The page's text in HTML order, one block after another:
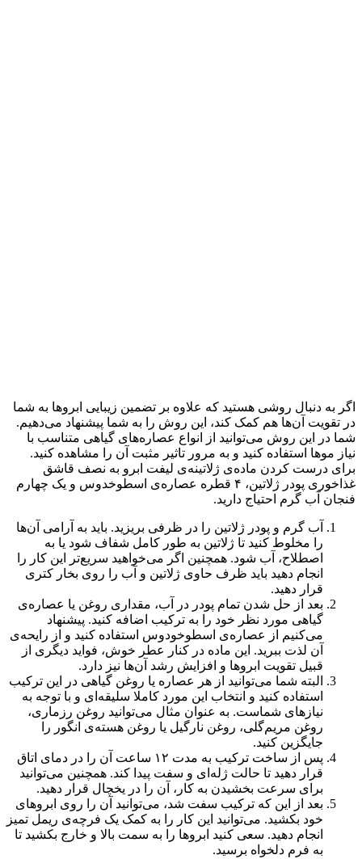
اگر به دنبال روشی هستید که علاوه بر تضمین زیبایی ابروها به شما
در تقویت آن‌ها هم کمک کند، این روش را به شما پیشنهاد می‌دهیم.
شما در این روش می‌توانید از انواع عصاره‌های گیاهی متناسب با
نیاز موها استفاده کنید و به مرور تاثیر مثبت آن را مشاهده کنید.
برای درست کردن ماده‌ی ژلاتینه‌ی لیفت ابرو به نصف قاشق
غذاخوری پودر ژلاتین، ۴ قطره عصاره‌ی اسطوخدوس و یک چهارم
فنجان آب گرم احتیاج دارید.
آب گرم و پودر ژلاتین را در ظرفی بریزید. باید به آرامی آن‌ها
را مخلوط کنید تا ژلاتین به طور کامل شفاف شود یا به
اصطلاح، آب شود. همچنین اگر می‌خواهید سریع‌تر این کار را
انجام دهید باید ظرف حاوی ژلاتین و آب را روی بخار کتری
قرار دهید.
بعد از حل شدن تمام پودر در آب، مقداری روغن یا عصاره‌ی
گیاهی مورد نظر خود را به ترکیب اضافه کنید. پیشنهاد
می‌کنیم از عصاره‌ی اسطوخودوس استفاده کنید و از رایحه‌ی
آن لذت ببرید. این ماده در کنار عطر خوش، فواید دیگری از
قبیل تقویت ابروها و افزایش رشد آن‌ها نیز دارد.
البته شما می‌توانید از هر عصاره یا روغن گیاهی در این ترکیب
استفاده کنید و انتخاب این مورد کاملا سلیقه‌ای و با توجه به
نیازهای شماست. به عنوان مثال می‌توانید روغن رزماری،
روغن مریم‌گلی، روغن نارگیل یا روغن هسته‌ی انگور را
جایگزین کنید.
پس از ساخت ترکیب به مدت ۱۲ ساعت آن را در دمای اتاق
قرار دهید تا حالت ژله‌ای و سفت پیدا کند. همچنین می‌توانید
برای سرعت بخشیدن به کار، آن را در یخچال قرار دهید.
بعد از این که ترکیب سفت شد، می‌توانید آن را روی ابروهای
خود بکشید. می‌توانید این کار را به کمک یک فرچه‌ی ریمل تمیز
انجام دهید. سعی کنید ابروها را به سمت بالا و خارج بکشید تا
به فرم دلخواه برسید.